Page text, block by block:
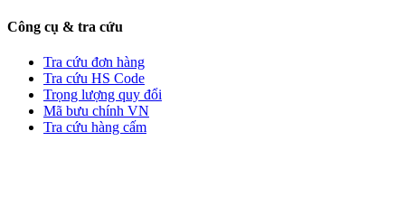
Công cụ & tra cứu
Tra cứu đơn hàng
Tra cứu HS Code
Trọng lượng quy đổi
Mã bưu chính VN
Tra cứu hàng cấm